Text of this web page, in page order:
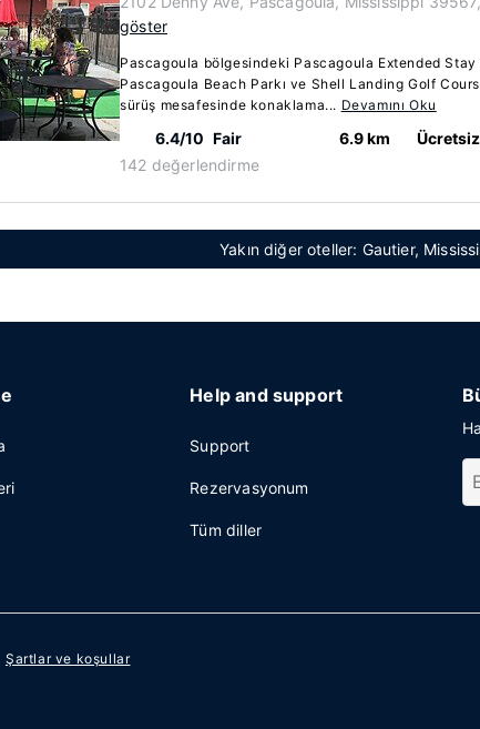
göster
Pascagoula bölgesindeki Pascagoula Extended
Pascagoula Beach Parkı ve Shell Landing Golf
sürüş mesafesinde konaklama... Devamını Oku
6.4/10 Fair
142 değerlendirme
6.9 km
Yakın diğer oteller: Gautier,
Help and support
Support
Rezervasyonum
Tüm diller
Şartlar ve koşullar